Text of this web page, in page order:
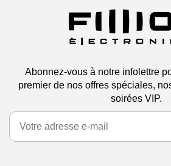
Abonnez-vous à notre infolettre
premier de nos offres spéciales,
soirées VIP.
Email